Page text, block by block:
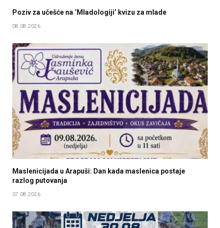
Poziv za učešće na ‘Mladologiji’ kvizu za mlade
08.08.2026
Maslenicijada u Arapuši: Dan kada maslenica postaje
razlog putovanja
07.08.2026